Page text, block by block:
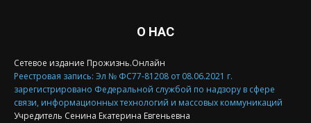
О НАС
Сетевое издание Прожизнь.Онлайн
Реестровая запись: Эл № ФС77-81208 от 08.06.2021 г.
зарегистрировано Федеральной службой по надзору в сфере
связи, информационных технологий и массовых коммуникаций
Учредитель Сенина Екатерина Евгеньевна